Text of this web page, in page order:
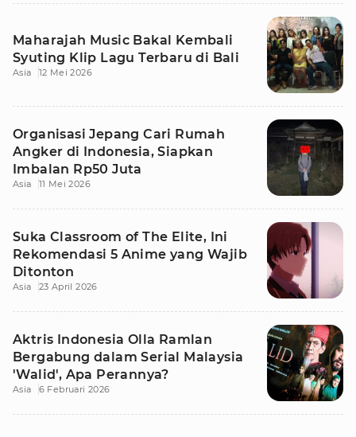
Maharajah Music Bakal Kembali
Syuting Klip Lagu Terbaru di Bali
Asia 12 Mei 2026
Organisasi Jepang Cari Rumah
Angker di Indonesia, Siapkan
Imbalan Rp50 Juta
Asia 11 Mei 2026
Suka Classroom of The Elite, Ini
Rekomendasi 5 Anime yang Wajib
Ditonton
Asia 23 April 2026
Aktris Indonesia Olla Ramlan
Bergabung dalam Serial Malaysia
'Walid', Apa Perannya?
Asia 6 Februari 2026